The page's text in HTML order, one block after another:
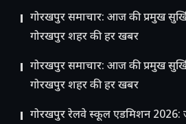
गोरखपुर समाचार: आज की प्रमुख
गोरखपुर शहर की हर खबर
गोरखपुर समाचार: आज की प्रमुख
गोरखपुर शहर की हर खबर
गोरखपुर रेलवे स्कूल एडमिशन 2026: